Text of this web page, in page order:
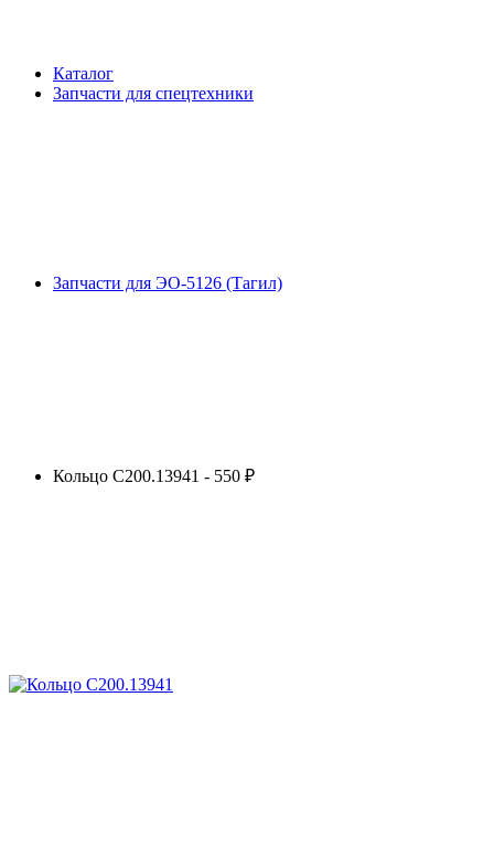
Каталог
Запчасти для спецтехники
Запчасти для ЭО-5126 (Тагил)
Кольцо С200.13941 - 550 ₽